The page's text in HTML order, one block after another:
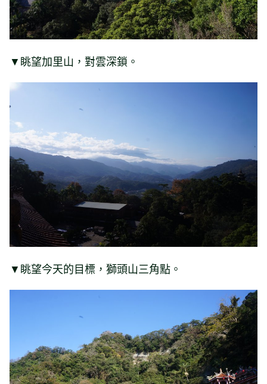
▼眺望加里山，對雲深鎖。
▼眺望今天的目標，獅頭山三角點。